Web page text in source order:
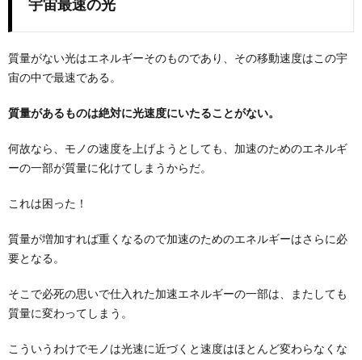
宇宙最速の光
質量がない光はエネルギーそのものであり、その移動速度はこの宇
宙の中で最速である。
質量があるものは絶対に光速度にいたることがない。
何故なら、モノの速度を上げようとしても、加速のためのエネルギ
ーの一部が質量に化けてしまうからだ。
これは困った！
質量が増加すれば重くなるので加速のためのエネルギーはさらに必
要となる。
そこで必死の思いで仕入れた加速エネルギーの一部は、またしても
質量に変わってしまう。
こういうわけでモノは光速に近づくと速度はほとんど変わらなくな